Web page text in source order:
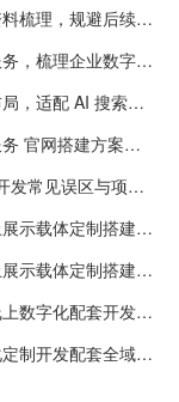
规避后续各类使用难题
企业数字化落地常见难点
AI 搜索需要留意这些要点
搭建方案经验分享
区与项目规划实用经验
载体定制搭建服务
载体定制搭建服务
套开发与地域检索优化服务
配套全域搜索优化服务